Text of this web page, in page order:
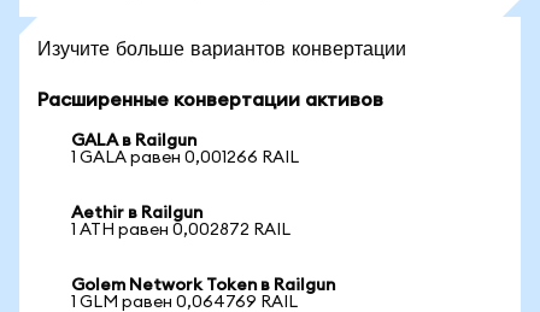
Изучите больше вариантов конвертации
Расширенные конвертации активов
GALA в Railgun
1 GALA равен 0,001266 RAIL
Aethir в Railgun
1 ATH равен 0,002872 RAIL
Golem Network Token в Railgun
1 GLM равен 0,064769 RAIL